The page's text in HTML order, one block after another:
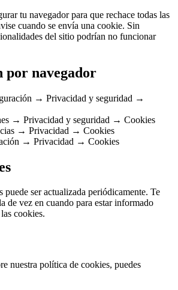
tu navegador para que rechace todas las
cuando se envía una cookie. Sin
del sitio podrían no funcionar
por navegador
→ Privacidad y seguridad →
→ Privacidad y seguridad → Cookies
→ Privacidad → Cookies
→ Privacidad → Cookies
puede ser actualizada periódicamente. Te
de vez en cuando para estar informado
cookies.
nuestra política de cookies, puedes